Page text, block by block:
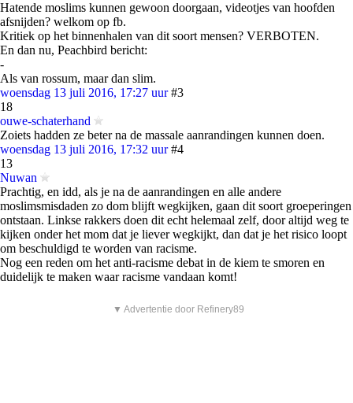
Hatende moslims kunnen gewoon doorgaan, videotjes van hoofden
afsnijden? welkom op fb.
Kritiek op het binnenhalen van dit soort mensen? VERBOTEN.
En dan nu, Peachbird bericht:
-
Als van rossum, maar dan slim.
woensdag 13 juli 2016, 17:27 uur #3
18
ouwe-schaterhand
Zoiets hadden ze beter na de massale aanrandingen kunnen doen.
woensdag 13 juli 2016, 17:32 uur #4
13
Nuwan
Prachtig, en idd, als je na de aanrandingen en alle andere
moslimsmisdaden zo dom blijft wegkijken, gaan dit soort groeperingen
ontstaan. Linkse rakkers doen dit echt helemaal zelf, door altijd weg te
kijken onder het mom dat je liever wegkijkt, dan dat je het risico loopt
om beschuldigd te worden van racisme.
Nog een reden om het anti-racisme debat in de kiem te smoren en
duidelijk te maken waar racisme vandaan komt!
▼ Advertentie door Refinery89